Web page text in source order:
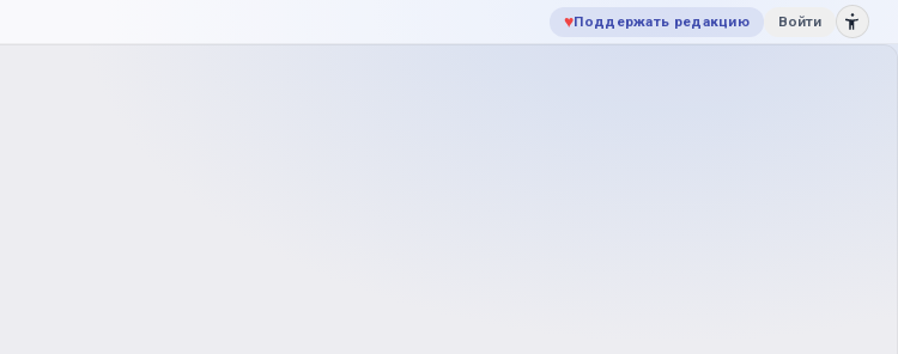
♥Поддержать редакцию Войти